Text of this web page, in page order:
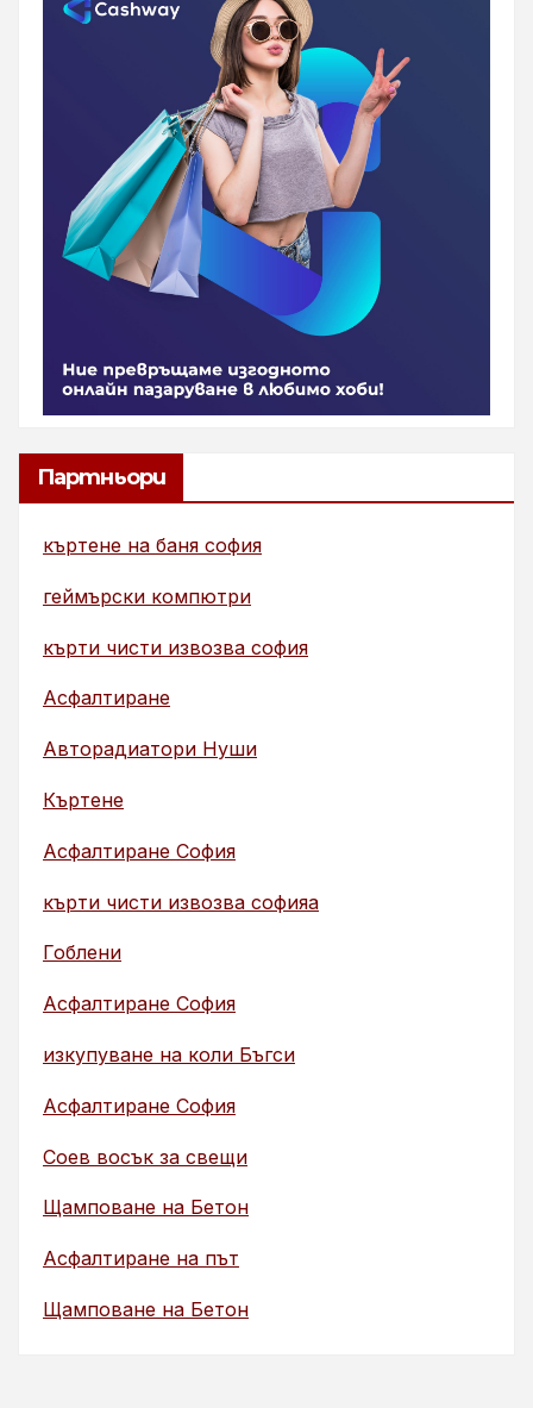
Партньори
къртене на баня софия
геймърски компютри
кърти чисти извозва софия
Асфалтиране
Авторадиатори Нуши
Къртене
Асфалтиране София
кърти чисти извозва софияа
Гоблени
Асфалтиране София
изкупуване на коли Бъгси
Асфалтиране София
Соев восък за свещи
Щамповане на Бетон
Асфалтиране на път
Щамповане на Бетон